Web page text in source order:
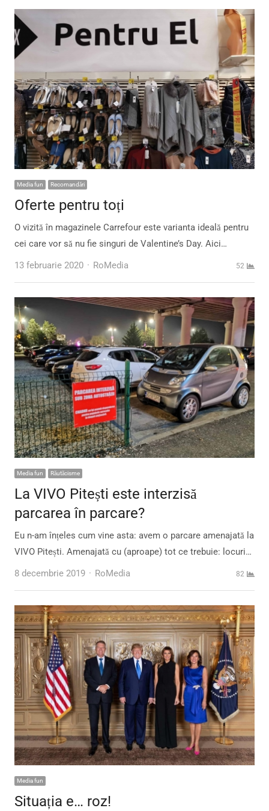
Media fun Recomandări
Oferte pentru toți
O vizită în magazinele Carrefour este varianta ideală pentru
cei care vor să nu fie singuri de Valentine’s Day. Aici…
13 februarie 2020
Author
RoMedia 52
Media fun Răutăcisme
La VIVO Pitești este interzisă
parcarea în parcare?
Eu n-am înțeles cum vine asta: avem o parcare amenajată la
VIVO Pitești. Amenajată cu (aproape) tot ce trebuie: locuri…
8 decembrie 2019
Author
RoMedia 82
Media fun
Situația e… roz!